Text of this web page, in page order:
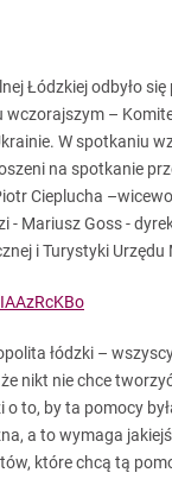
Łódzkiej odbyło
wczorajszym –
W spotkaniu
na spotkanie
Cieplucha
- Mariusz Goss -
i Turystyki
łódzki –
nikt nie chce
o to, by ta pomocy
a to wymaga
które chcą tą